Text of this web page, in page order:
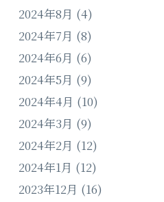
2024年8月 (4)
2024年7月 (8)
2024年6月 (6)
2024年5月 (9)
2024年4月 (10)
2024年3月 (9)
2024年2月 (12)
2024年1月 (12)
2023年12月 (16)